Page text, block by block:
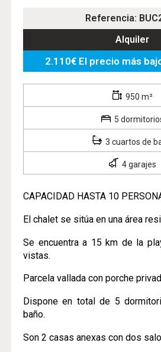
Referencia:
Alquiler
2.110€ El precio más
950 m²
5
3 cuartos de
4 garajes
CAPACIDAD HASTA 10
El chalet se sitúa en una área
Se encuentra a 15 km de la
vistas.
Parcela vallada con porche
Dispone en total de 5
baño.
Son 2 casas anexas con dos